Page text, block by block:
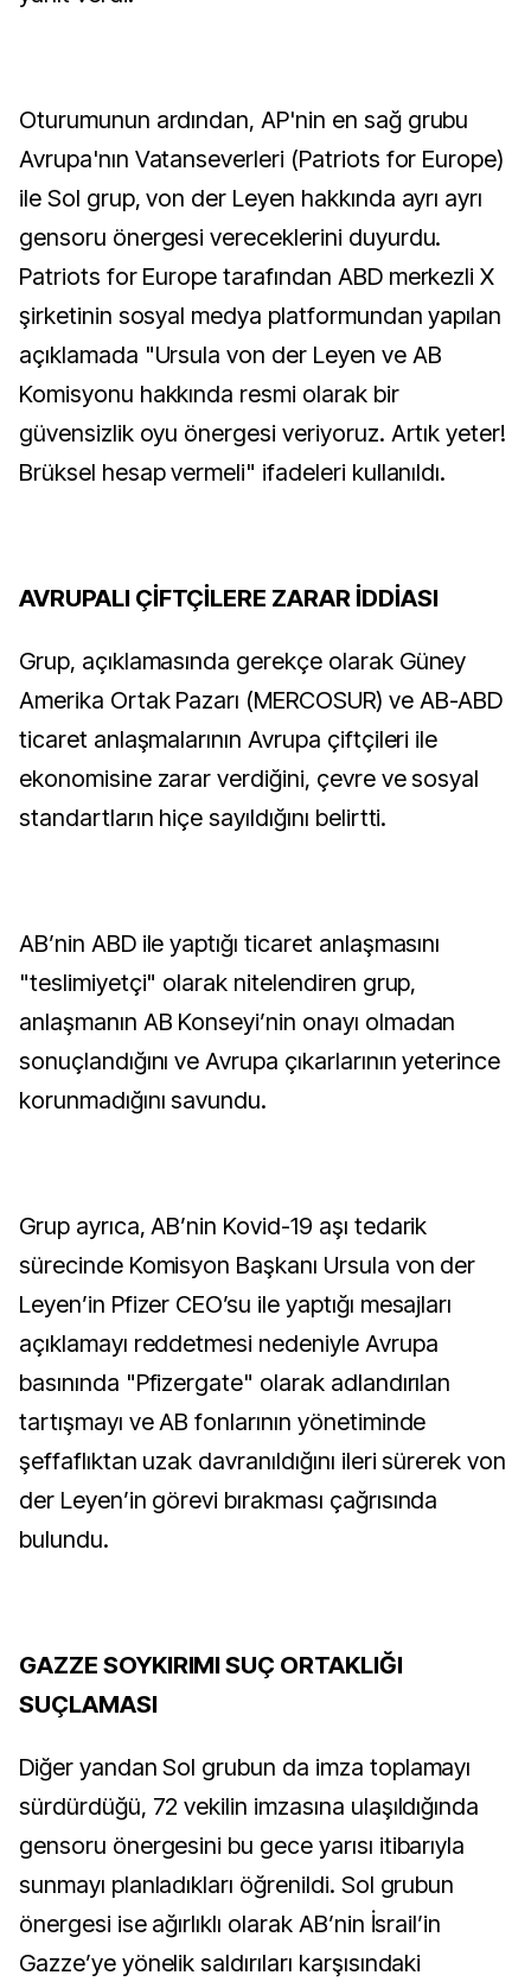
Oturumunun ardından, AP'nin en sağ grubu
Avrupa'nın Vatanseverleri (Patriots for Europe)
ile Sol grup, von der Leyen hakkında ayrı ayrı
gensoru önergesi vereceklerini duyurdu.
Patriots for Europe tarafından ABD merkezli X
şirketinin sosyal medya platformundan yapılan
açıklamada "Ursula von der Leyen ve AB
Komisyonu hakkında resmi olarak bir
güvensizlik oyu önergesi veriyoruz. Artık yeter!
Brüksel hesap vermeli" ifadeleri kullanıldı.
AVRUPALI ÇİFTÇİLERE ZARAR İDDİASI
Grup, açıklamasında gerekçe olarak Güney
Amerika Ortak Pazarı (MERCOSUR) ve AB-ABD
ticaret anlaşmalarının Avrupa çiftçileri ile
ekonomisine zarar verdiğini, çevre ve sosyal
standartların hiçe sayıldığını belirtti.
AB’nin ABD ile yaptığı ticaret anlaşmasını
"teslimiyetçi" olarak nitelendiren grup,
anlaşmanın AB Konseyi’nin onayı olmadan
sonuçlandığını ve Avrupa çıkarlarının yeterince
korunmadığını savundu.
Grup ayrıca, AB’nin Kovid-19 aşı tedarik
sürecinde Komisyon Başkanı Ursula von der
Leyen’in Pfizer CEO’su ile yaptığı mesajları
açıklamayı reddetmesi nedeniyle Avrupa
basınında "Pfizergate" olarak adlandırılan
tartışmayı ve AB fonlarının yönetiminde
şeffaflıktan uzak davranıldığını ileri sürerek von
der Leyen’in görevi bırakması çağrısında
bulundu.
GAZZE SOYKIRIMI SUÇ ORTAKLIĞI
SUÇLAMASI
Diğer yandan Sol grubun da imza toplamayı
sürdürdüğü, 72 vekilin imzasına ulaşıldığında
gensoru önergesini bu gece yarısı itibarıyla
sunmayı planladıkları öğrenildi. Sol grubun
önergesi ise ağırlıklı olarak AB’nin İsrail’in
Gazze’ye yönelik saldırıları karşısındaki